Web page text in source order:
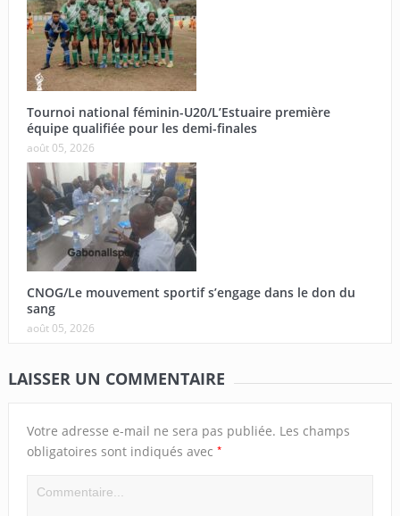
Tournoi national féminin-U20/L’Estuaire première
équipe qualifiée pour les demi-finales
août 05, 2026
CNOG/Le mouvement sportif s’engage dans le don du
sang
août 05, 2026
LAISSER UN COMMENTAIRE
Votre adresse e-mail ne sera pas publiée. Les champs
obligatoires sont indiqués avec *